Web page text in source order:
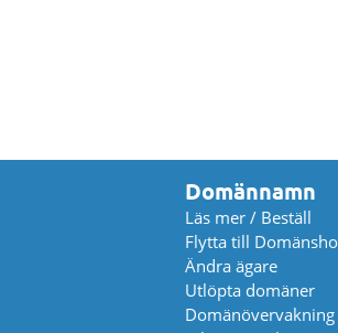
Domännamn
Läs mer / Beställ
Flytta till
Ändra ägare
Utlöpta domäner
Domänövervakning